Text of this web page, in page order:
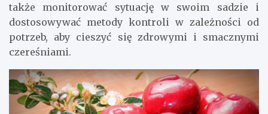
także monitorować sytuację w swoim sadzie i
dostosowywać metody kontroli w zależności od
potrzeb, aby cieszyć się zdrowymi i smacznymi
czereśniami.